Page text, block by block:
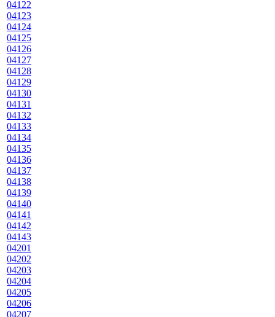
04122
04123
04124
04125
04126
04127
04128
04129
04130
04131
04132
04133
04134
04135
04136
04137
04138
04139
04140
04141
04142
04143
04201
04202
04203
04204
04205
04206
04207